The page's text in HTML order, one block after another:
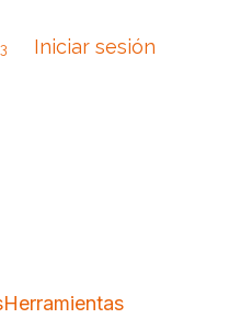
Cursos Tiendas
Iniciar sesión
Herramientas